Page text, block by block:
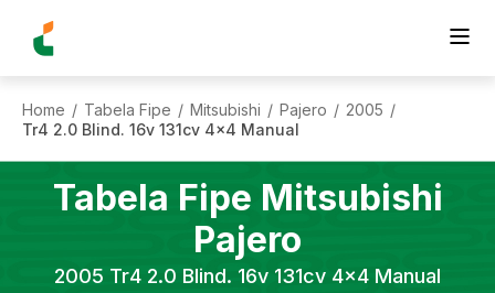
Home / Tabela Fipe / Mitsubishi / Pajero / 2005 /
Tr4 2.0 Blind. 16v 131cv 4x4 Manual
Tabela Fipe Mitsubishi
Pajero
2005 Tr4 2.0 Blind. 16v 131cv 4x4 Manual